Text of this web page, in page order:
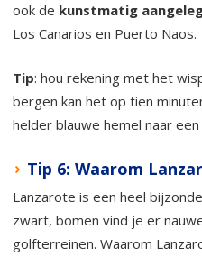
ook de kunstmatig
Los Canarios en Puerto Naos.
Tip: hou rekening met het
bergen kan het op tien
helder blauwe hemel naar een
Tip 6: Waarom
Lanzarote is een heel
zwart, bomen vind je er
golfterreinen. Waarom